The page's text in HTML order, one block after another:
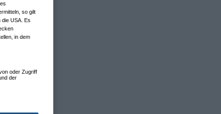
so gilt
die USA. Es
in dem
oder Zugriff
der